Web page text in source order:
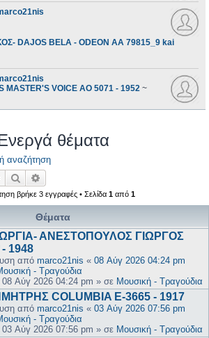
DAJOS BELA - ODEON AA 79815_9 kai
VOICE AO 5071 - 1952 ~
θέματα
αναζήτηση
Αναζήτηση
βρήκε 3 εγγραφές • Σελίδα 1 από 1
Θέματα
ΑΝΕΣΤΟΠΟΥΛΟΣ ΓΙΩΡΓΟΣ
1948
από marco21nis « 08 Αύγ 2026 04:24 pm
- Τραγούδια
08 Αύγ 2026 04:24 pm » σε Μουσική - Τραγούδια
COLUMBIA E-3665 - 1917
από marco21nis « 03 Αύγ 2026 07:56 pm
- Τραγούδια
03 Αύγ 2026 07:56 pm » σε Μουσική - Τραγούδια